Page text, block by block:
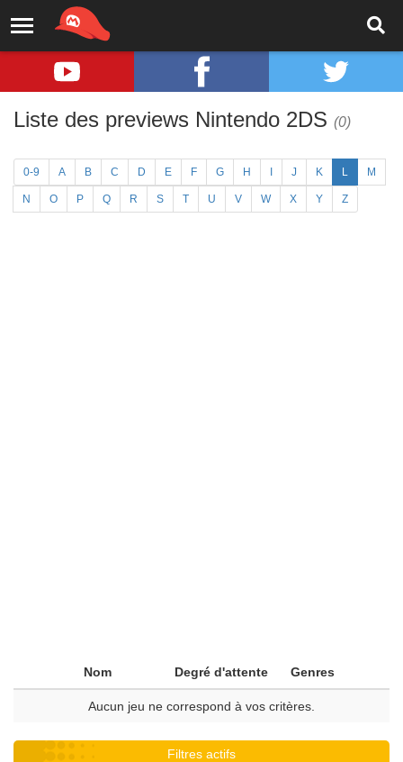
Liste des previews Nintendo 2DS (0)
0-9 A B C D E F G H J K L M
N O P Q R S T U V W X Y Z
Nom Degré d'attente Genres
Aucun jeu ne correspond à vos critères.
Filtres actifs